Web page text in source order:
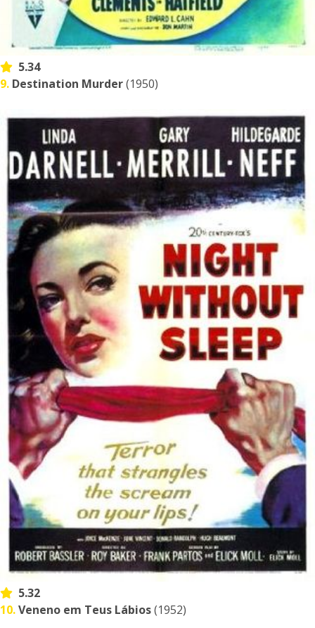
5.34
9. Destination Murder(1950)
5.32
10.Veneno em Teus Lábios(1952)